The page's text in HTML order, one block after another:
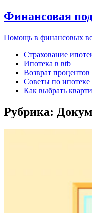
Финансовая
Помощь в финансовых
Страхование
Ипотека в вtb
Возврат процентов
Советы по ипотеке
Как выбрать
Рубрика: